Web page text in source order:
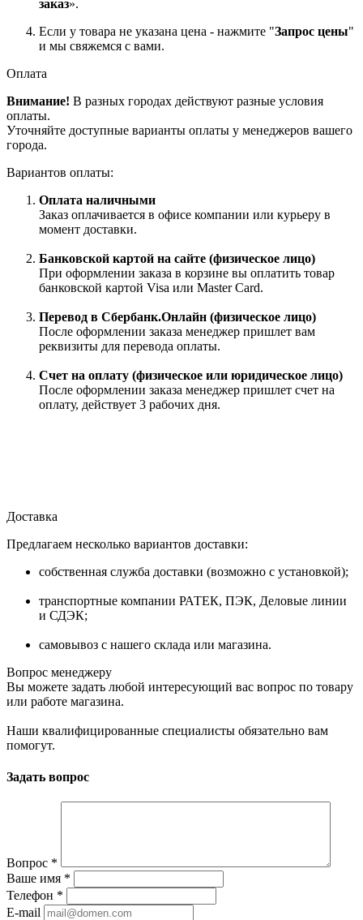
заказ».
Если у товара не указана цена - нажмите "Запрос цены"
и мы свяжемся с вами.
Оплата
Внимание! В разных городах действуют разные условия
оплаты.
Уточняйте доступные варианты оплаты у менеджеров вашего
города.
Вариантов оплаты:
Оплата наличными
Заказ оплачивается в офисе компании или курьеру в
момент доставки.
Банковской картой на сайте (физическое лицо)
При оформлении заказа в корзине вы оплатить товар
банковской картой Visa или Master Card.
Перевод в Сбербанк.Онлайн (физическое лицо)
После оформлении заказа менеджер пришлет вам
реквизиты для перевода оплаты.
Счет на оплату (физическое или юридическое лицо)
После оформлении заказа менеджер пришлет счет на
оплату, действует 3 рабочих дня.
Доставка
Предлагаем несколько вариантов доставки:
собственная служба доставки (возможно с установкой);
транспортные компании РАТЕК, ПЭК, Деловые линии
и СДЭК;
самовывоз с нашего склада или магазина.
Вопрос менеджеру
Вы можете задать любой интересующий вас вопрос по товару
или работе магазина.
Наши квалифицированные специалисты обязательно вам
помогут.
Задать вопрос
Вопрос *
Ваше имя *
Телефон *
E-mail